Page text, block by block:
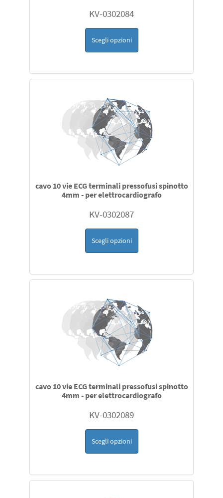
KV-0302084
Scegli opzioni
cavo 10 vie ECG terminali pressofusi spinotto
4mm - per elettrocardiografo
KV-0302087
Scegli opzioni
cavo 10 vie ECG terminali pressofusi spinotto
4mm - per elettrocardiografo
KV-0302089
Scegli opzioni